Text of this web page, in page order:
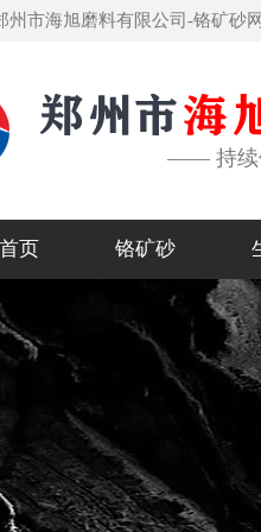
州市海旭磨料有限公司-铬矿砂
—— 持续
页 铬矿砂